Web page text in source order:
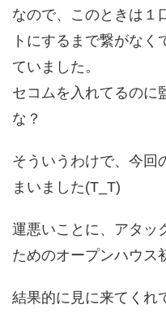
なので、このときは１
トにするまで繋がな
ていました。
セコムを入れてるのに
な？
そういうわけで、今回
まいました(T_T)
運悪いことに、アタッ
ためのオープンハウス
結果的に見に来てくれ